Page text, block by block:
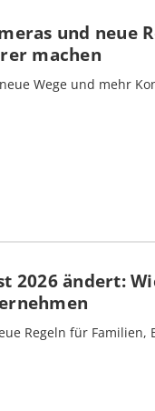
und neue
machen
Wege und mehr
2026 ändert:
Regeln für Familien,